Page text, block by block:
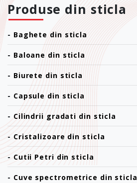
Produse din sticla
- Baghete din sticla
- Baloane din sticla
- Biurete din sticla
- Capsule din sticla
- Cilindrii gradati din sticla
- Cristalizoare din sticla
- Cutii Petri din sticla
- Cuve spectrometrice din sticla